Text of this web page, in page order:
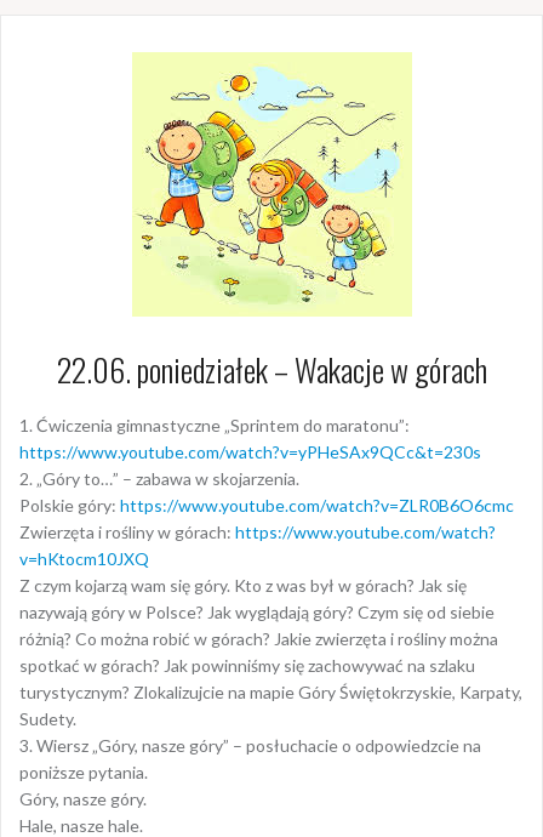
22.06. poniedziałek – Wakacje w górach
1. Ćwiczenia gimnastyczne „Sprintem do maratonu”:
https://www.youtube.com/watch?v=yPHeSAx9QCc&t=230s
2. „Góry to…” – zabawa w skojarzenia.
Polskie góry: https://www.youtube.com/watch?v=ZLR0B6O6cmc
Zwierzęta i rośliny w górach: https://www.youtube.com/watch?
v=hKtocm10JXQ
Z czym kojarzą wam się góry. Kto z was był w górach? Jak się
nazywają góry w Polsce? Jak wyglądają góry? Czym się od siebie
różnią? Co można robić w górach? Jakie zwierzęta i rośliny można
spotkać w górach? Jak powinniśmy się zachowywać na szlaku
turystycznym? Zlokalizujcie na mapie Góry Świętokrzyskie, Karpaty,
Sudety.
3. Wiersz „Góry, nasze góry” – posłuchacie o odpowiedzcie na
poniższe pytania.
Góry, nasze góry.
Hale, nasze hale.